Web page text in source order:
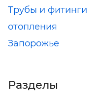
Трубы и фитинги
отопления
Запорожье
Разделы